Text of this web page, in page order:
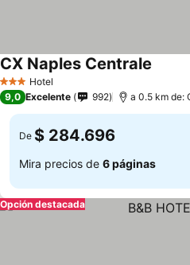
3 Estrellas
Hotel
CX Naples Centrale
9,0 Excelente 992 a 0.5 km de:
De $ 284.696
Mira precios de 6 páginas
Opción destacada